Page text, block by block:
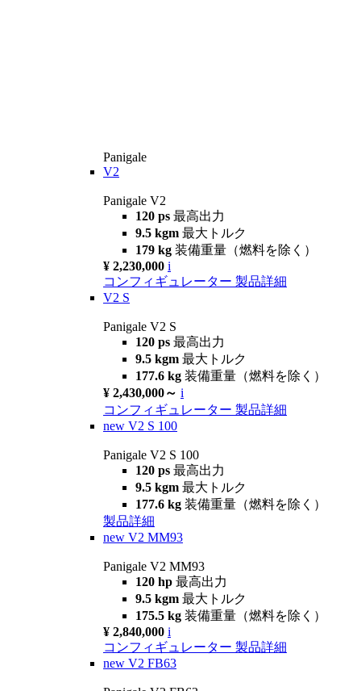
Panigale
V2
Panigale V2
120 ps 最高出力
9.5 kgm 最大トルク
179 kg 装備重量（燃料を除く）
¥ 2,230,000 i
コンフィギュレーター 製品詳細
V2 S
Panigale V2 S
120 ps 最高出力
9.5 kgm 最大トルク
177.6 kg 装備重量（燃料を除く）
¥ 2,430,000～ i
コンフィギュレーター 製品詳細
new V2 S 100
Panigale V2 S 100
120 ps 最高出力
9.5 kgm 最大トルク
177.6 kg 装備重量（燃料を除く）
製品詳細
new V2 MM93
Panigale V2 MM93
120 hp 最高出力
9.5 kgm 最大トルク
175.5 kg 装備重量（燃料を除く）
¥ 2,840,000 i
コンフィギュレーター 製品詳細
new V2 FB63